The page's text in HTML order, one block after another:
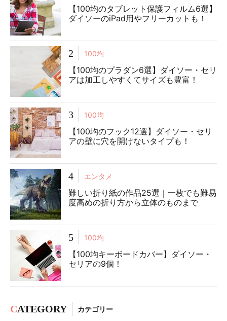
【100均のタブレット保護フィルム6選】
ダイソーのiPad用やフリーカットも！
2 100均
【100均のプラダン6選】ダイソー・セリ
アは加工しやすくてサイズも豊富！
3 100均
【100均のフック12選】ダイソー・セリ
アの壁に穴を開けないタイプも！
4 エンタメ
難しい折り紙の作品25選｜一枚でも難易
度高めの折り方から立体のものまで
5 100均
【100均キーボードカバー】ダイソー・
セリアの9個！
CATEGORY カテゴリー